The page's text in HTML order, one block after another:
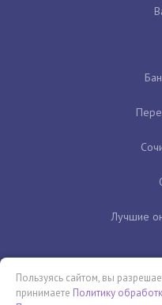
Лучшие
Пользуясь сайтом, вы
принимаете Политику